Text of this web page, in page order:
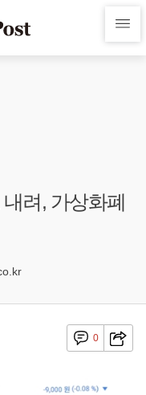
려, 가상화폐
0